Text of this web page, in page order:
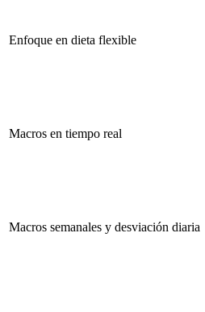
Enfoque en dieta flexible
Macros en tiempo real
Macros semanales y desviación diaria